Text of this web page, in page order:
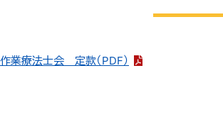
業療法士会 定款（PDF）